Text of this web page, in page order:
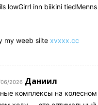
lowGirrl inn biikini
my weeb siite xvxxx.cc
Даниил
2026 At 17:21
комплексы на колесном